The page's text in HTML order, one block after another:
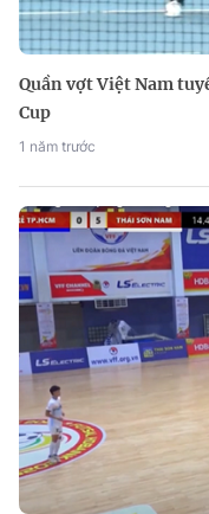
Quần vợt Việt Nam
Cup
1 năm trước